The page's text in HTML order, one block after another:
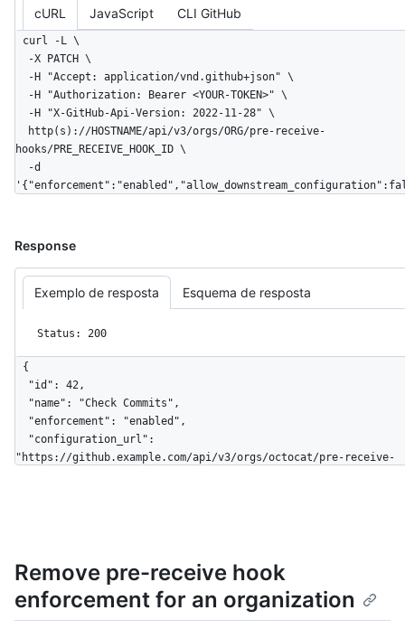
cURL JavaScript CLI GitHub
curl -L \
hooks/PRE_RECEIVE_HOOK_ID \
Response
Exemplo de resposta Esquema de resposta
Status: 200
{
"https://github.example.com/api/v3/orgs/octocat/pre-receive-
Remove pre-receive hook
enforcement for an organization